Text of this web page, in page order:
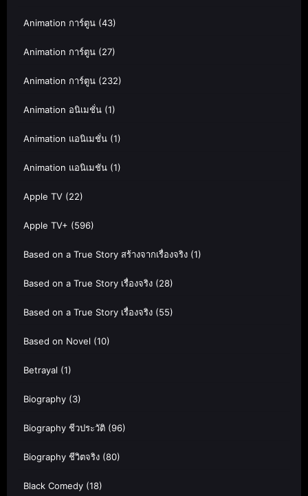
Animation การ์ตูน (43)
Animation การ์ตูน (27)
Animation การ์ตูน (232)
Animation อนิเมชั่น (1)
Animation แอนิเมชั่น (1)
Animation แอนิเมชัน (1)
Apple TV (22)
Apple TV+ (596)
Based on a True Story สร้างจากเรื่องจริง (1)
Based on a True Story เรื่องจริง (28)
Based on a True Story เรื่องจริง (55)
Based on Novel (10)
Betrayal (1)
Biography (3)
Biography ชีวประวัติ (96)
Biography ชีวิตจริง (80)
Black Comedy (18)